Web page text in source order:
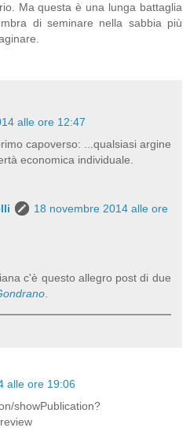
Ma questa è una lunga battaglia
di seminare nella sabbia più
alle ore 12:47
capoverso: ...qualsiasi argine
economica individuale.
18 novembre 2014 alle ore
c'è questo allegro post di due
alle ore 19:06
showPublication?